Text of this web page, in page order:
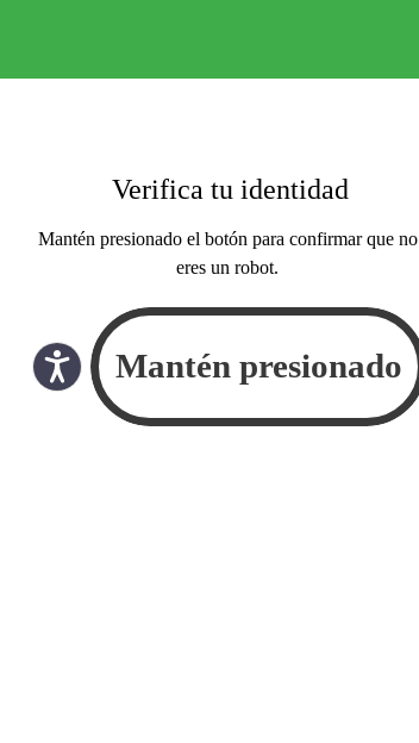
Verifica tu identidad
Mantén presionado el botón para confirmar que no
eres un robot.